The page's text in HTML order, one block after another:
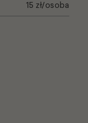
15 zł/osoba